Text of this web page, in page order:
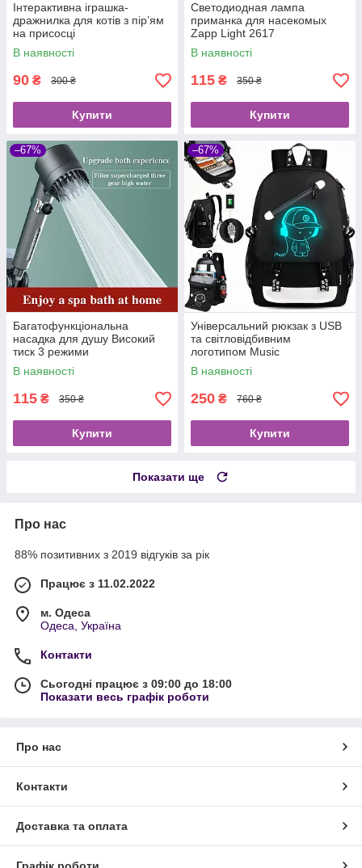
Інтерактивна іграшка-
дражнилка для котів з пір’ям
на присосці
В наявності
90 ₴ 300 ₴
Купити
Светодиодная лампа
приманка для насекомых
Zapp Light 2617
уничтожитель насекомых
В наявності
115 ₴ 350 ₴
Купити
–67%
Багатофункціональна
насадка для душу Високий
тиск 3 режими
В наявності
115 ₴ 350 ₴
Купити
–67%
Універсальний рюкзак з USB
та світловідбивним
логотипом Music
В наявності
250 ₴ 760 ₴
Купити
Показати ще
Про нас
88% позитивних з 2019 відгуків за рік
Працює з 11.02.2022
м. Одеса
Одеса, Україна
Контакти
Сьогодні працює з 09:00 до 18:00
Показати весь графік роботи
Про нас
Контакти
Доставка та оплата